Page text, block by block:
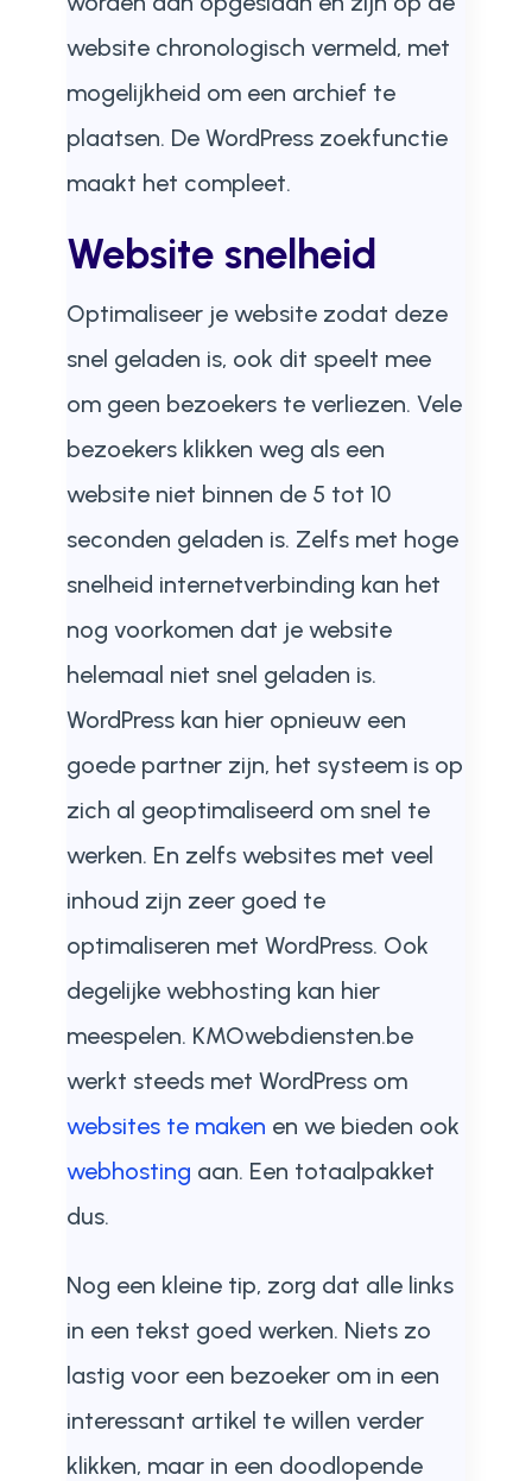
website chronologisch vermeld, met
mogelijkheid om een archief te
plaatsen. De WordPress zoekfunctie
maakt het compleet.
Website snelheid
Optimaliseer je website zodat deze
snel geladen is, ook dit speelt mee
om geen bezoekers te verliezen. Vele
bezoekers klikken weg als een
website niet binnen de 5 tot 10
seconden geladen is. Zelfs met hoge
snelheid internetverbinding kan het
nog voorkomen dat je website
helemaal niet snel geladen is.
WordPress kan hier opnieuw een
goede partner zijn, het systeem is op
zich al geoptimaliseerd om snel te
werken. En zelfs websites met veel
inhoud zijn zeer goed te
optimaliseren met WordPress. Ook
degelijke webhosting kan hier
meespelen. KMOwebdiensten.be
werkt steeds met WordPress om
websites te maken en we bieden ook
webhosting aan. Een totaalpakket
dus.
Nog een kleine tip, zorg dat alle links
in een tekst goed werken. Niets zo
lastig voor een bezoeker om in een
interessant artikel te willen verder
klikken, maar in een doodlopende